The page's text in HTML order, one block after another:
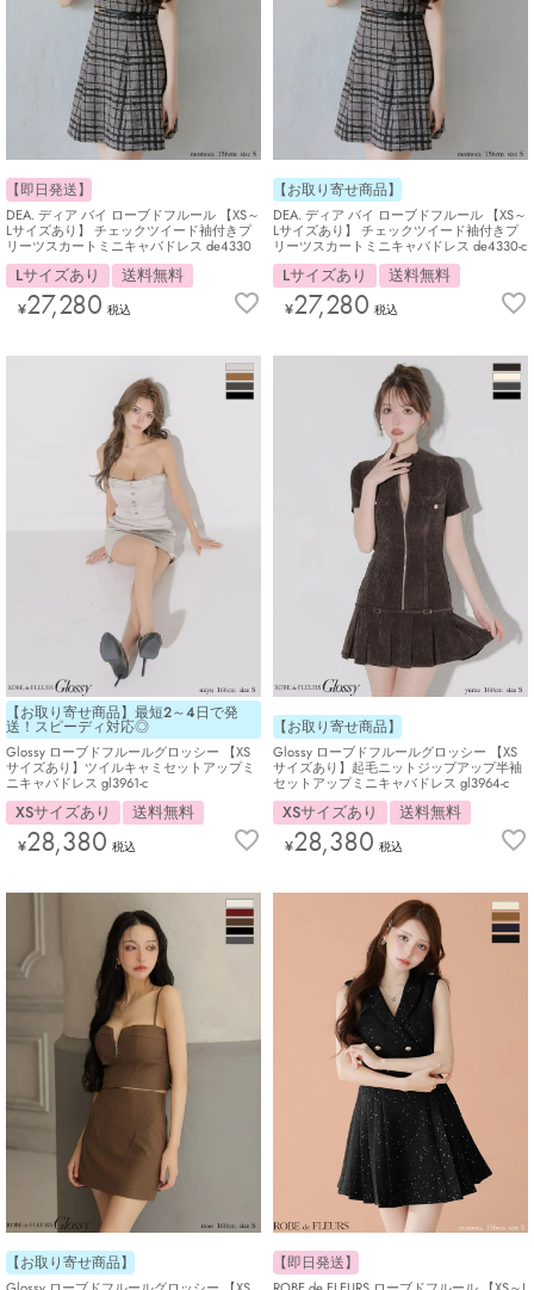
【即日発送】
DEA. ディア バイ ローブドフルール 【XS～
Lサイズあり】 チェックツイード袖付きプ
リーツスカートミニキャバドレス de4330
Lサイズあり 送料無料
¥27,280 税込
【お取り寄せ商品】
DEA. ディア バイ ローブドフルール 【XS～
Lサイズあり】 チェックツイード袖付きプ
リーツスカートミニキャバドレス de4330-c
Lサイズあり 送料無料
¥27,280 税込
【お取り寄せ商品】最短2～4日で発
送！スピーディ対応◎
Glossy ローブドフルールグロッシー 【XS
サイズあり】ツイルキャミセットアップミ
ニキャバドレス gl3961-c
XSサイズあり 送料無料
¥28,380 税込
【お取り寄せ商品】
Glossy ローブドフルールグロッシー 【XS
サイズあり】起毛ニットジップアップ半袖
セットアップミニキャバドレス gl3964-c
XSサイズあり 送料無料
¥28,380 税込
【お取り寄せ商品】 【即日発送】